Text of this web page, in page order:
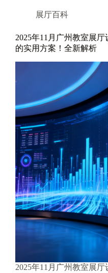
展厅百科
2025年11月广州教室展
的实用方案！全新解析
2025年11月广州教室展